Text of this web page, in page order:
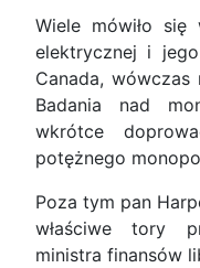
Wiele mówiło
elektrycznej i
Canada,
Badania nad
wkrótce
potężnego
Poza tym pan
właściwe tory
ministra finansów